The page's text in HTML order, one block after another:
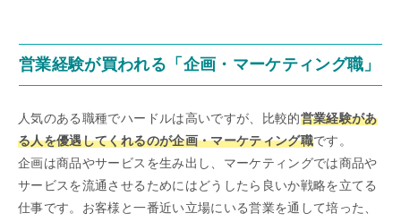
営業経験が買われる「企画・マーケティング職」
人気のある職種でハードルは高いですが、比較的営業経験があ
る人を優遇してくれるのが企画・マーケティング職です。
企画は商品やサービスを生み出し、マーケティングでは商品や
サービスを流通させるためにはどうしたら良いか戦略を立てる
仕事です。お客様と一番近い立場にいる営業を通して培った、